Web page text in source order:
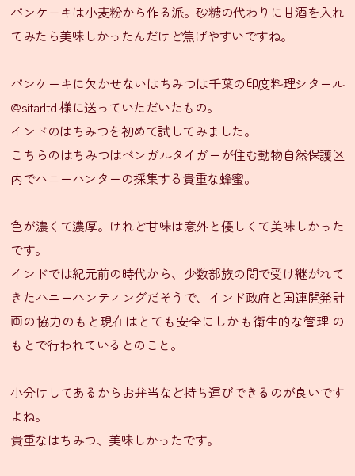
会
食
ン
シ
タ
ル
信
販
SNS
LINE
友
だ
登
録
パンケーキは小麦粉から作る派。砂糖の代わりに甘酒を入れ
てみたら美味しかったんだけど焦げやすいですね。
パンケーキに欠かせないはちみつは千葉の印度料理シタール
@sitarltd 様に送っていただいたもの。
インドのはちみつを初めて試してみました。
こちらのはちみつはベンガルタイガーが住む動物自然保護区
内でハニーハンターの採集する貴重な蜂蜜。
色が濃くて濃厚。けれど甘味は意外と優しくて美味しかった
です。
インドでは紀元前の時代から、少数部族の間で受け継がれて
きたハニーハンティングだそうで、インド政府と国連開発計
画の協力のもと現在はとても安全にしかも衛生的な管理 の
もとで行われているとのこと。
小分けしてあるからお弁当など持ち運びできるのが良いです
よね。
貴重なはちみつ、美味しかったです。